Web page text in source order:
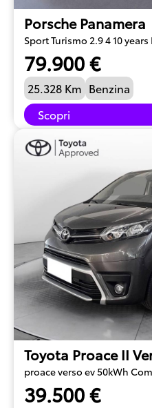
Porsche Panamera
Sport Turismo 2.9 4 10
79.900 €
25.328 Km Benzina
Scopri
Toyota Proace II
proace verso ev 50kWh
39.500 €